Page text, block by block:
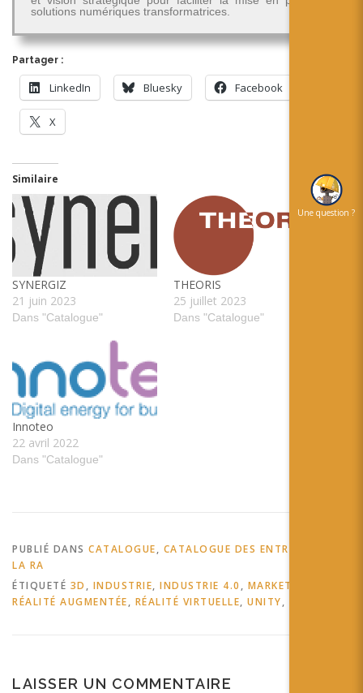
solutions numériques transformatrices.
Partager :
LinkedIn Bluesky Facebook
X
Similaire
SYNERGIZ
21 juin 2023
Dans "Catalogue"
THEORIS
25 juillet 2023
Dans "Catalogue"
Innoteo
22 avril 2022
Dans "Catalogue"
PUBLIÉ DANS CATALOGUE, CATALOGUE DES ENTREPRISES DE
LA RA
ÉTIQUETÉ 3D , INDUSTRIE, INDUSTRIE 4.0 , MARKETING
RÉALITÉ AUGMENTÉE, RÉALITÉ VIRTUELLE, UNITY,
LAISSER UN COMMENTAIRE
Une question ?